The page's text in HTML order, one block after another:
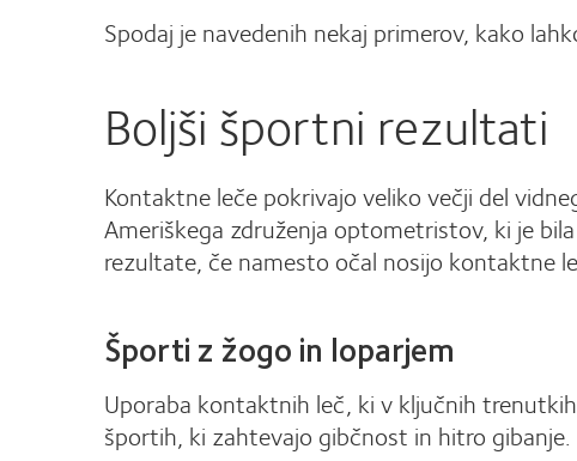
Spodaj je navedenih nekaj primerov, kako
Boljši športni rezultati
Kontaktne leče pokrivajo veliko večji del
Ameriškega združenja optometristov, ki je
rezultate, če namesto očal nosijo kontaktne
Športi z žogo in loparjem
Uporaba kontaktnih leč, ki v ključnih
športih, ki zahtevajo gibčnost in hitro gibanje.